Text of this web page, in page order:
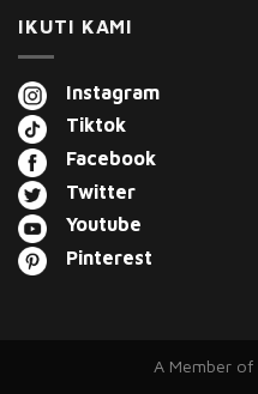
IKUTI KAMI
Instagram
Tiktok
Facebook
Twitter
Youtube
Pinterest
A Member of